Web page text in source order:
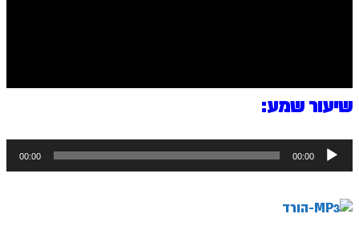
ספר הזוהר לך לך מתחילים
ספר הזוהר וירא מתחילים
שיעור שמע:
אודיו
00:00
00:00